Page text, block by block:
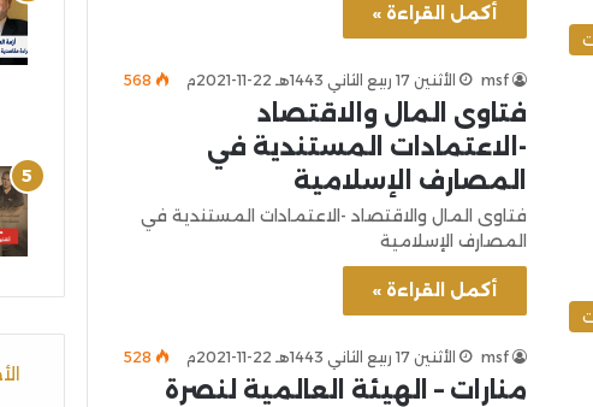
أكمل القراءة »
msf الأثنين 17 ربيع الثاني 1443هـ 22-11-2021م 568
فتاوى المال والاقتصاد
-الاعتمادات المستندية في
المصارف الإسلامية
فتاوى المال والاقتصاد -الاعتمادات المستندية في
المصارف الإسلامية
أكمل القراءة »
msf الأثنين 17 ربيع الثاني 1443هـ 22-11-2021م 528
منارات – الهيئة العالمية لنصرة